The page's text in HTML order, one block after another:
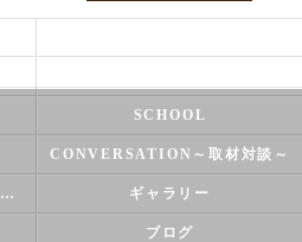
SCHOOL
CONVERSATION～取材対談～
SETTLEMENT～クリセンのズバリ解決シリーズ～ ギャラリー
ブログ